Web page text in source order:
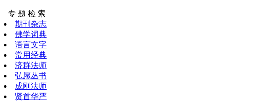
专 题 检 索
期刊杂志
佛学词典
语言文字
常用经典
济群法师
弘愿丛书
成刚法师
贤首华严